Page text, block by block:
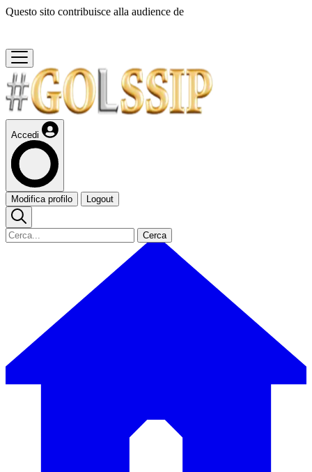
Questo sito contribuisce alla audience de
Accedi
Modifica profilo Logout
Cerca